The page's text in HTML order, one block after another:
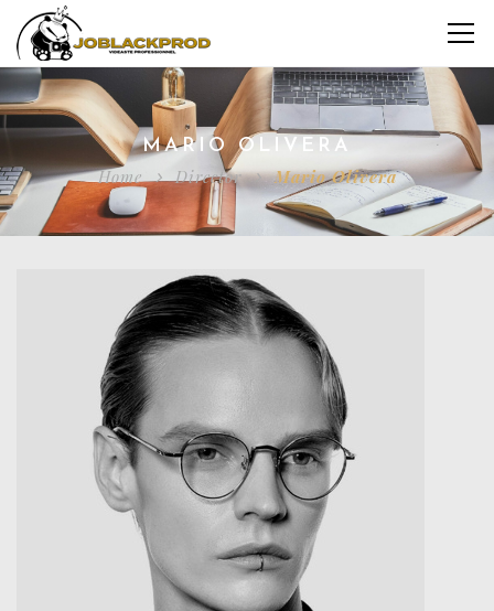
MARIO OLIVERA
Home Director Mario Olivera